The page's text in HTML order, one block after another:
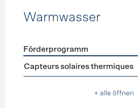
Warmwasser
Förderprogramme Warmwasser
Förderprogramm
Capteurs solaires thermiques
+ alle öffnen